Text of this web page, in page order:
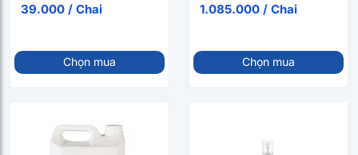
39.000 / Chai
Chọn mua
1.085.000 / Chai
Chọn mua